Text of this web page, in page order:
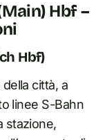
Hbf –
Hbf)
città, a
linee S-Bahn
stazione,